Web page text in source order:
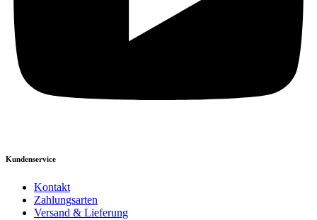
Kundenservice
Kontakt
Zahlungsarten
Versand & Lieferung